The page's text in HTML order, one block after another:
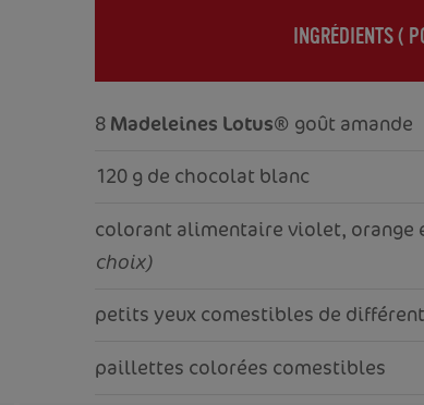
INGRÉDIENTS (
8 Madeleines Lotus® goût amande
120 g de chocolat blanc
colorant alimentaire violet, orange
choix)
petits yeux comestibles de
paillettes colorées comestibles